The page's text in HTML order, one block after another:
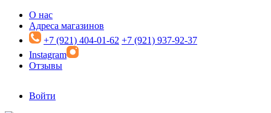
Перейти к основному содержанию
О нас
Адреса магазинов
+7 (921) 404-01-62 +7 (921) 937-92-37
Instagram
Отзывы
Войти